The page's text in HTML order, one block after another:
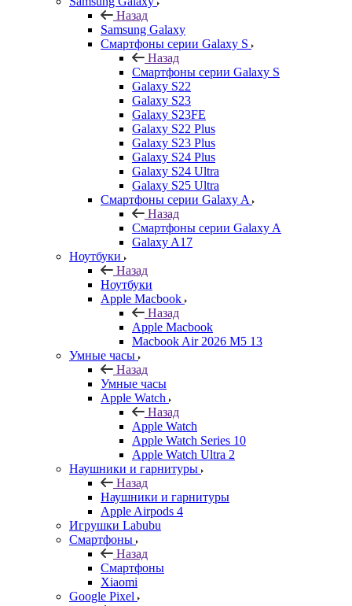
Назад
Samsung Galaxy
Смартфоны серии Galaxy S
Назад
Смартфоны серии Galaxy S
Galaxy S22
Galaxy S23
Galaxy S23FE
Galaxy S22 Plus
Galaxy S23 Plus
Galaxy S24 Plus
Galaxy S24 Ultra
Galaxy S25 Ultra
Смартфоны серии Galaxy A
Назад
Смартфоны серии Galaxy A
Galaxy A17
Ноутбуки
Назад
Ноутбуки
Apple Macbook
Назад
Apple Macbook
Macbook Air 2026 M5 13
Умные часы
Назад
Умные часы
Apple Watch
Назад
Apple Watch
Apple Watch Series 10
Apple Watch Ultra 2
Наушники и гарнитуры
Назад
Наушники и гарнитуры
Apple Airpods 4
Игрушки Labubu
Смартфоны
Назад
Смартфоны
Xiaomi
Google Pixel